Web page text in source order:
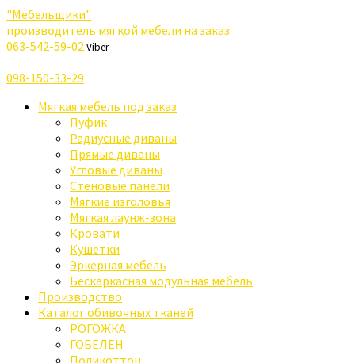
"Мебельщики"
производитель мягкой мебели на заказ
063-542-59-02Viber
098-150-33-29
Мягкая мебель под заказ
Пуфик
Радиусные диваны
Прямые диваны
Угловые диваны
Стеновые панели
Мягкие изголовья
Мягкая лаунж-зона
Кровати
Кушетки
Эркерная мебель
Бескаркасная модульная мебель
Производство
Каталог обивочных тканей
РОГОЖКА
ГОБЕЛЕН
Поликоттон